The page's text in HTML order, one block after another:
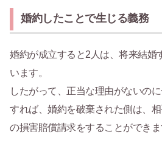
婚約したことで生じる義務
婚約が成立すると2人は、将来結婚
います。
したがって、正当な理由がないの
すれば、婚約を破棄された側は、
の損害賠償請求をすることができま